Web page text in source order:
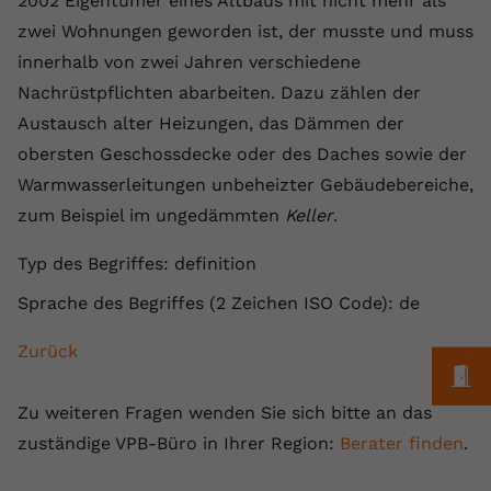
zwei Wohnungen geworden ist, der musste und muss
innerhalb von zwei Jahren verschiedene
Nachrüstpflichten abarbeiten. Dazu zählen der
Austausch alter Heizungen, das Dämmen der
obersten Geschossdecke oder des Daches sowie der
Warmwasserleitungen unbeheizter Gebäudebereiche,
zum Beispiel im ungedämmten Keller.
Typ des Begriffes: definition
Sprache des Begriffes (2 Zeichen ISO Code): de
Zurück
Zu weiteren Fragen wenden Sie sich bitte an das
zuständige VPB-Büro in Ihrer Region: Berater finden.
Laufzeit 1 Jahr
Zweck
Dieser Wert speichert Ihre Consent-
zufällig generierte ID, für die
historische Speicherung Ihrer
vorgenommen Einstellungen, falls der
hat.
Name fe_typo_user
Anbieter VPB.de
Laufzeit
Dieses Cookie wird verwendet, um die
Benutzereinstellungen zu ermöglichen.
Informationen zur Nutzung der
Website zu erfassen.
Name _gcl au
Anbieter Google Ads
Laufzeit 90 Tage
Zweck
Wird von Google Ads für das
Werbeklicks der Nutzung auf unserer
Website zuzuordnen.
Cookie-Informationen anzeigen
Externe Inhalte
Wir verwenden auf unserer Website externe Inhalte,
um Ihnen zusätzliche Informationen anzubieten.
Name vuid
Anbieter vimeo.com
Laufzeit 2 Jahre
Zweck
Vimeo installiert dieses Cookie, um
Cookie-Informationen anzeigen